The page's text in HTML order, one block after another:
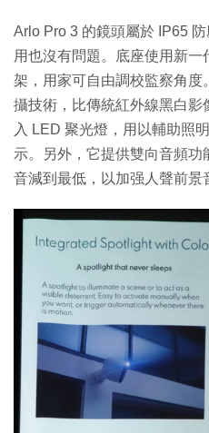
Arlo Pro 3 的鏡頭屬於 IP65
用也沒有問題。底座使用新
架，用家可自由調校監察角度
攝技術，比傳統紅外線黑白
入 LED 聚光燈，用以輔助照
示。另外，它提供雙向音頻
音減到最低，以加强人聲前景